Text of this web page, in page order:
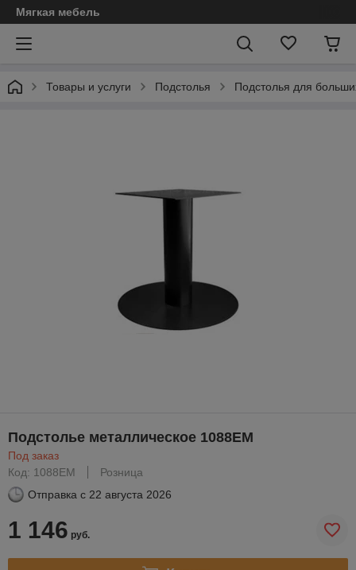
Мягкая мебель
Товары и услуги Подстолья Подстолья для
Подстолье металлическое 1088EM
Под заказ
Код: 1088EM
Розница
Отправка с 22 августа 2026
1 146 руб.